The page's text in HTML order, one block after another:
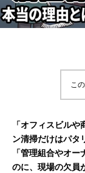
こ
「オフィスビル
ン清掃だけはパタ
「管理組合やオ
のに、現場の欠員